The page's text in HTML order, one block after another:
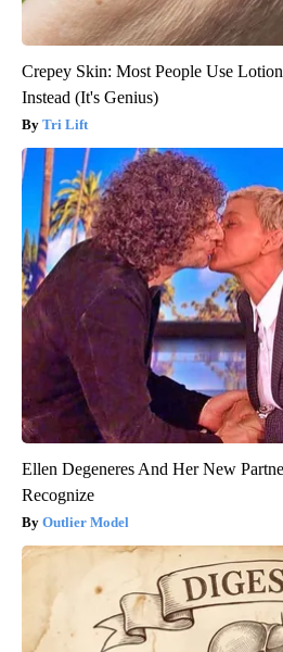
Crepey Skin: Most People Use
Instead (It's Genius)
Tri Lift
Ellen Degeneres And Her New
Recognize
Outlier Model